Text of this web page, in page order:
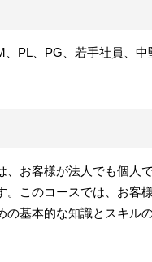
PL、 PG 、若手社員、
、お客様が法人でも個人
。このコースでは、お客
の基本的な知識とスキル